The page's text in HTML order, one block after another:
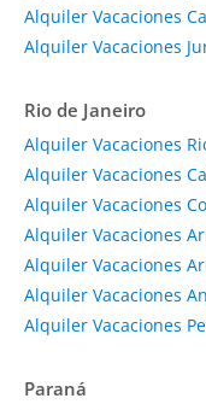
Alquiler Vacaciones
Alquiler Vacaciones
Rio de Janeiro
Alquiler Vacaciones
Alquiler Vacaciones
Alquiler Vacaciones
Alquiler Vacaciones
Alquiler Vacaciones
Alquiler Vacaciones
Alquiler Vacaciones
Paraná